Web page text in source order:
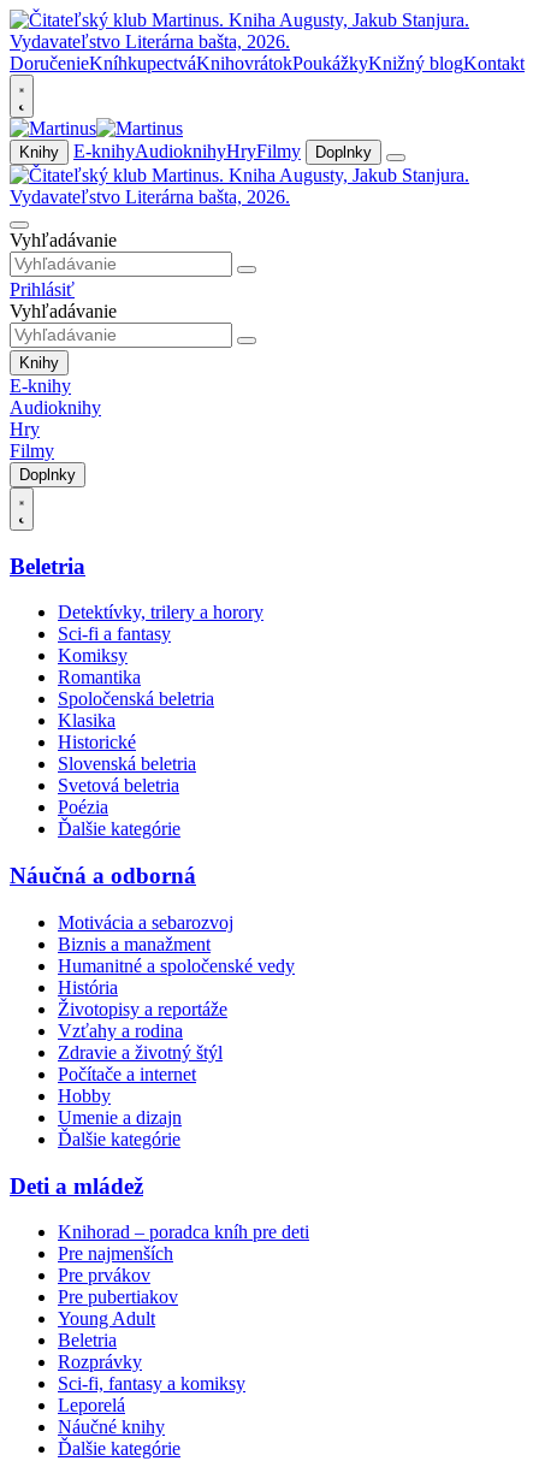
DoručenieKníhkupectváKnihovrátokPoukážkyKnižný blogKontakt
Knihy E-knihyAudioknihyHryFilmy Doplnky
Vyhľadávanie
Prihlásiť
Vyhľadávanie
Knihy
E-knihy
Audioknihy
Hry
Filmy
Doplnky
Beletria
Detektívky, trilery a horory
Sci-fi a fantasy
Komiksy
Romantika
Spoločenská beletria
Klasika
Historické
Slovenská beletria
Svetová beletria
Poézia
Ďalšie kategórie
Náučná a odborná
Motivácia a sebarozvoj
Biznis a manažment
Humanitné a spoločenské vedy
História
Životopisy a reportáže
Vzťahy a rodina
Zdravie a životný štýl
Počítače a internet
Hobby
Umenie a dizajn
Ďalšie kategórie
Deti a mládež
Knihorad – poradca kníh pre deti
Pre najmenších
Pre prvákov
Pre pubertiakov
Young Adult
Beletria
Rozprávky
Sci-fi, fantasy a komiksy
Leporelá
Náučné knihy
Ďalšie kategórie